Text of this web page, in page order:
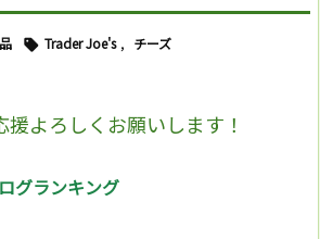
 Trader Joe's , チーズ
よろしくお願いします！
グランキング